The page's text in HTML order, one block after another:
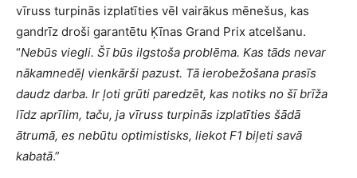
vīruss turpinās izplatīties vēl vairākus mēnešus, kas
gandrīz droši garantētu Ķīnas Grand Prix atcelšanu.
“Nebūs viegli. Šī būs ilgstoša problēma. Kas tāds nevar
nākamnedēļ vienkārši pazust. Tā ierobežošana prasīs
daudz darba. Ir ļoti grūti paredzēt, kas notiks no šī brīža
līdz aprīlim, taču, ja vīruss turpinās izplatīties šādā
ātrumā, es nebūtu optimistisks, liekot F1 biļeti savā
kabatā.”